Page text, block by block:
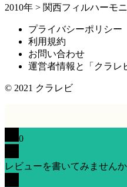
2010年 > 関西フィルハーモ
プライバシーポリシー
利用規約
お問い合わせ
運営者情報と「クラレ
© 2021 クラレビ
0
レビューを書いてみません